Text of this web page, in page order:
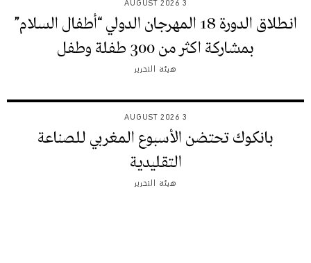
3 AUGUST 2026
انطلاق الدورة 18 المهرجان الدولي “أطفال السلام”
بمشاركة اكثر من 300 طفلة وطفل
هيئة التحرير
3 AUGUST 2026
بانكوك تحتضن الأسبوع المغربي للصناعة
التقليدية
هيئة التحرير